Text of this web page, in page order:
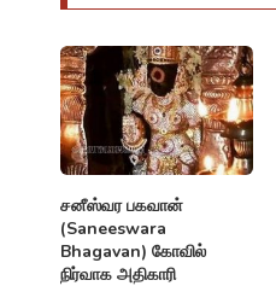
சனீஸ்வர பகவான்
(Saneeswara
Bhagavan) கோவில்
நிர்வாக அதிகாரி